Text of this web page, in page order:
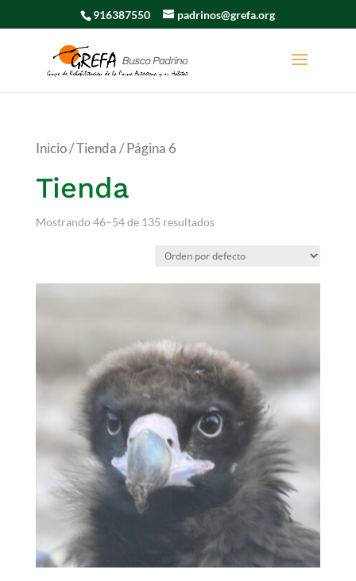
916387550 padrinos@grefa.org
Inicio/Tienda / Página 6
Tienda
Mostrando 46–54 de 135 resultados